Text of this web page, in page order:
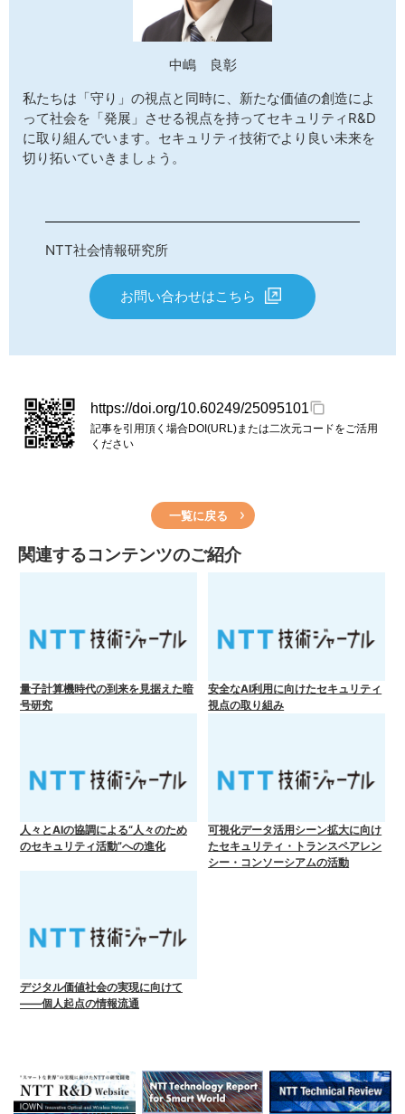
中嶋 良彰
私たちは「守り」の視点と同時に、新たな価値の創造によ
って社会を「発展」させる視点を持ってセキュリティR&D
に取り組んでいます。セキュリティ技術でより良い未来を
切り拓いていきましょう。
NTT社会情報研究所
お問い合わせはこちら
https://doi.org/10.60249/25095101
記事を引用頂く場合DOI(URL)または二次元コードをご活用
ください
一覧に戻る
関連するコンテンツのご紹介
量子計算機時代の到来を見据えた暗
号研究
安全なAI利用に向けたセキュリティ
視点の取り組み
人々とAIの協調による“人々のため
のセキュリティ活動”への進化
可視化データ活用シーン拡大に向け
たセキュリティ・トランスペアレン
シー・コンソーシアムの活動
デジタル価値社会の実現に向けて
――個人起点の情報流通